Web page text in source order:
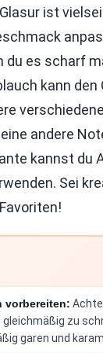
ist
du es scharf
kann
andere
kannst du
Sei
vorbereiten:
gleichmäßig zu
garen und